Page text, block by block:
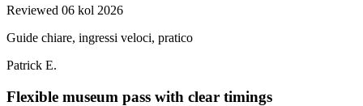
Reviewed 06 kol 2026
Guide chiare, ingressi veloci, pratico
Patrick E.
Flexible museum pass with clear timings